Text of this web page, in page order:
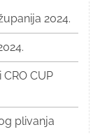
2024.
CUP
plivanja